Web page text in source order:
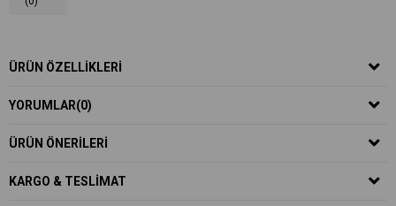
ÜRÜN ÖZELLIKLERI
YORUMLAR(0)
ÜRÜN ÖNERILERI
KARGO & TESLIMAT